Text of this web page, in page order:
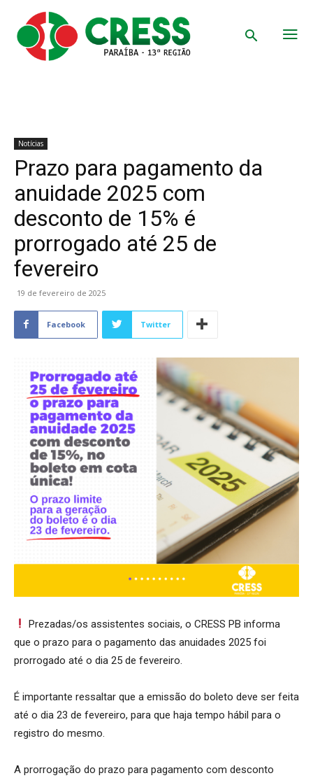
Notícias
Prazo para pagamento da
anuidade 2025 com
desconto de 15% é
prorrogado até 25 de
fevereiro
19 de fevereiro de 2025
Facebook Twitter
Prezadas/os assistentes sociais, o CRESS PB informa
que o prazo para o pagamento das anuidades 2025 foi
prorrogado até o dia 25 de fevereiro.
É importante ressaltar que a emissão do boleto deve ser feita
até o dia 23 de fevereiro, para que haja tempo hábil para o
registro do mesmo.
A prorrogação do prazo para pagamento com desconto